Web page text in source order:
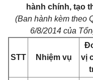
hành chính, tạo
(Ban hành kèm theo
6/8/2014 của
STT Nhiệm vụ
vị